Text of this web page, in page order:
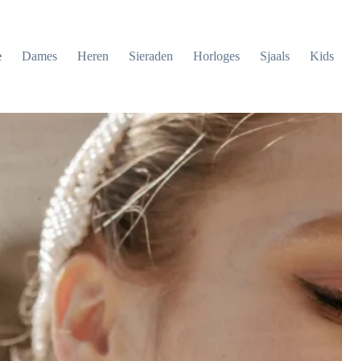
Dames Heren Sieraden Horloges Sjaals Kids